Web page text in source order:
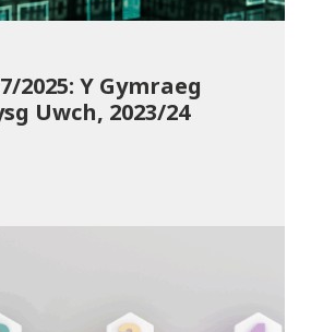
2025: Y Gymraeg
Uwch, 2023/24